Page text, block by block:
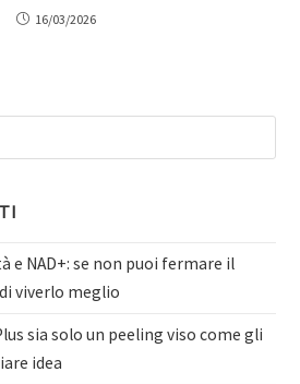
16/03/2026
e NAD+: se non puoi fermare il
viverlo meglio
sia solo un peeling viso come gli
idea